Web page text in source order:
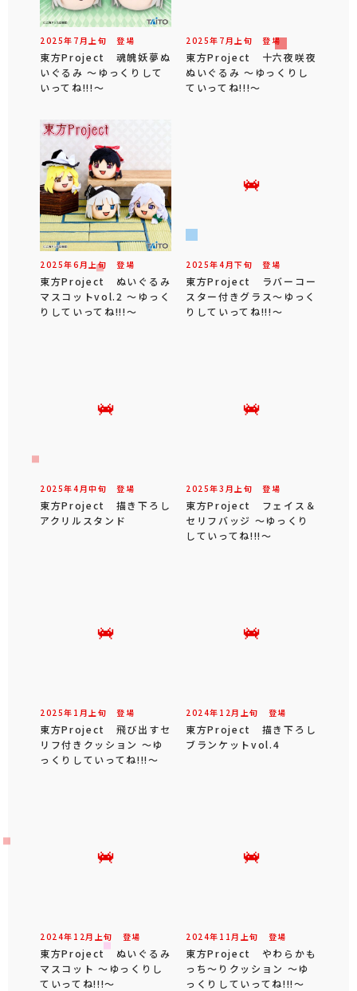
2025年 7 月 上旬 登場
東方Project 魂魄妖夢ぬ
いぐるみ ～ゆっくりして
いってね!!!～
2025年 7 月 上旬 登場
東方Project 十六夜咲夜
ぬいぐるみ ～ゆっくりし
ていってね!!!～
2025年6 月 上旬 登場
東方Project ぬいぐるみ
マスコットvol.2 ～ゆっく
りしていってね!!!～
2025年4 月下旬 登場
東方Project ラバーコー
スター付きグラス～ゆっく
りしていってね!!!～
2025年4 月中旬 登場
東方Project 描き下ろし
アクリルスタンド
2025年3 月 上旬 登場
東方Project フェイス＆
セリフバッジ ～ゆっくり
していってね!!!～
2025年 1 月 上旬 登場
東方Project 飛び出すセ
リフ付きクッション ～ゆ
っくりしていってね!!!～
2024年 12 月 上旬 登場
東方Project 描き下ろし
ブランケットvol.4
2024年 12 月 上旬 登場
東方Project ぬいぐるみ
マスコット ～ゆっくりし
ていってね!!!～
2024年 11 月 上旬 登場
東方Project やわらかも
っち～りクッション ～ゆ
っくりしていってね!!!～